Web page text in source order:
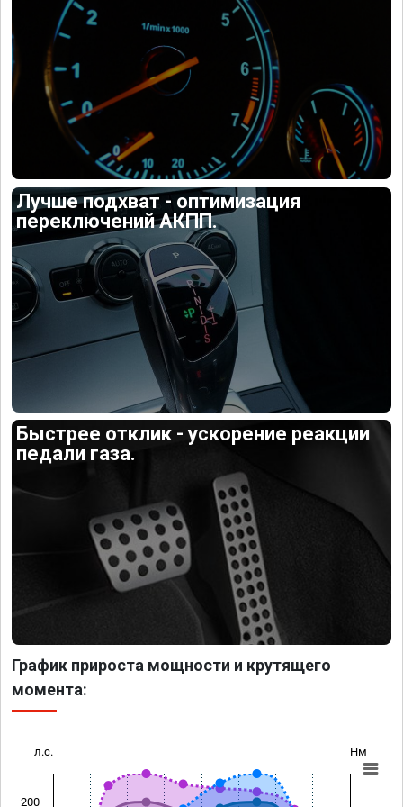
Лучше подхват - оптимизация
переключений АКПП.
Быстрее отклик - ускорение реакции
педали газа.
График прироста мощности и крутящего
момента:
л.с. Нм
200